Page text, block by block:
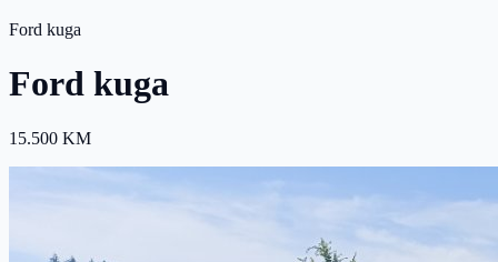
Ford kuga
Ford kuga
15.500 KM